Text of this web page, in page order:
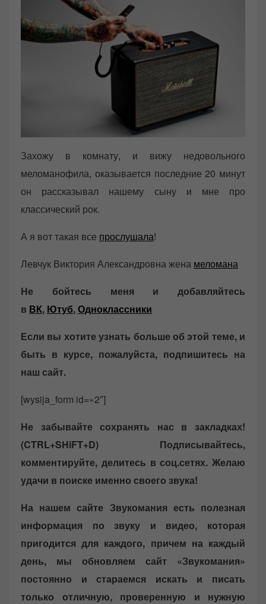
Захожу в комнату, и вижу недовольного
меломанофила, оказывается последние 20 минут
он рассказывал нашему сыну и мне про
классический рок.
А я вот такая все прослушала!
Левчук Виктория Александровна жена меломана
Не бойтесь меня и добавляйтесь
в ВК, Ютуб,Одноклассники
Если вы хотите узнать больше об этой теме, и
быть в курсе, пожалуйста, подпишитесь на
наш сайт.
[wysija_form id=»2″]
Не забывайте сохранять нас в закладках!
(CTRL+SHiFT+D)
Подписывайтесь,
комментируйте, делитесь в соц.сетях. Желаю
удачи в поиске именно своего звука!
На нашем сайте Звукомания есть полезная
информация по звуку и видео, которая
пригодится для каждого, причем на каждый
день, мы обновляем сайт «Звукомания»
постоянно и стараемся искать и писать
только отличную, проверенную и нужную